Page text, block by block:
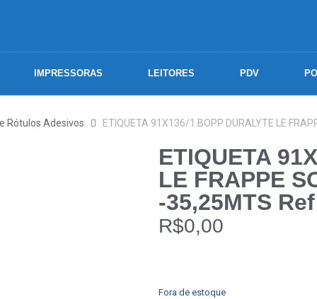
IMPRESSORAS LEITORES PDV
Rótulos Adesivos ETIQUETA 91X136/1 BOPP DURALYTE LE
ETIQUETA
LE FRAPPE
-35,25MTS
R$0,00
Fora de estoque